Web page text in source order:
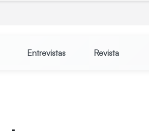
Entrevistas Revista